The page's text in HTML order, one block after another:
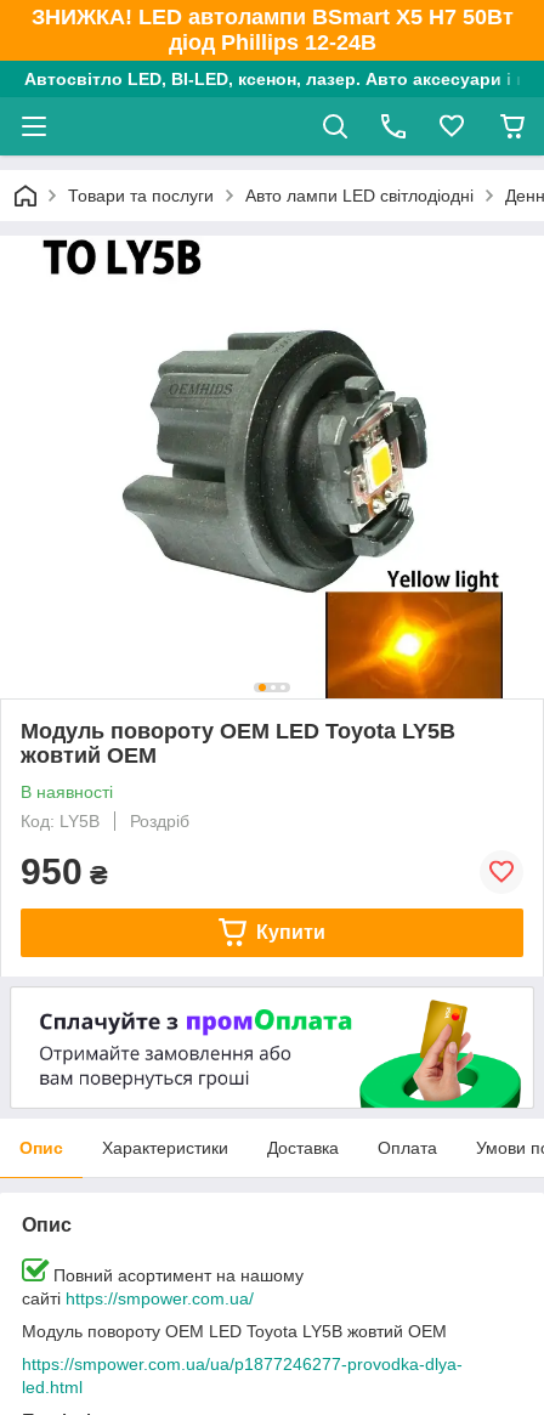
ЗНИЖКА! LED автолампи BSmart X5 H7 50Вт
діод Phillips 12-24В
Автосвітло LED, BI-LED, ксенон, лазер. Авто аксесуари і
Товари та послуги Авто лампи LED світлодіодні
Модуль повороту OEM LED Toyota LY5B
жовтий OEM
В наявності
Код: LY5B
Роздріб
950 ₴
Купити
Опис Характеристики Доставка Оплата Умови
Опис
Повний асортимент на нашому
сайті https://smpower.com.ua/
Модуль повороту OEM LED Toyota LY5B жовтий OEM
https://smpower.com.ua/ua/p1877246277-provodka-dlya-
led.html